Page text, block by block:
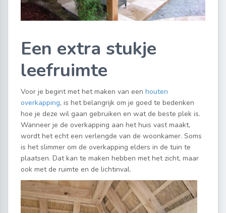
Een extra stukje
leefruimte
Voor je begint met het maken van een houten
overkapping, is het belangrijk om je goed te bedenken
hoe je deze wil gaan gebruiken en wat de beste plek is.
Wanneer je de overkapping aan het huis vast maakt,
wordt het echt een verlengde van de woonkamer. Soms
is het slimmer om de overkapping elders in de tuin te
plaatsen. Dat kan te maken hebben met het zicht, maar
ook met de ruimte en de lichtinval.